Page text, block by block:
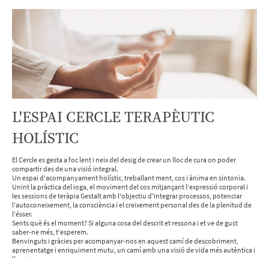
El Cercle es gesta a foc lent i neix del desig de crear un lloc de cura on poder
compartir des de una visió integral.
Un espai d'acompanyament holístic, treballant ment, cos i ànima en sintonia.
Unint la pràctica del ioga, el moviment del cos mitjançant l'expressió corporal i
les sessions de teràpia Gestalt amb l'objectiu d'integrar processos, potenciar
l'autoconeixement, la consciència i el creixement personal des de la plenitud de
l'ésser.
Sents què és el moment? Si alguna cosa del descrit et ressona i et ve de gust
saber-ne més, t'esperem.
Benvinguts i gràcies per acompanyar-nos en aquest camí de descobriment,
aprenentatge i enriquiment mutu, un camí amb una visió de vida més autèntica i
L'ESPAI CERCLE TERAPÈUTIC
HOLÍSTIC